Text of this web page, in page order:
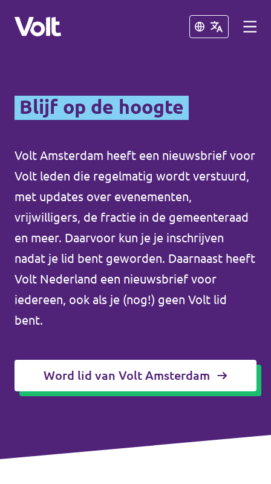
Sluiten
Nederlands
Volt afdelingen dichtbij
Volt Nederland
↗️ Overzicht alle Nederlandse afdelingen
Sluiten
Over Volt
Mensen
Nieuws
Agenda
Verkiezingsprogramma
Word lid
Merch store
Blijf op de hoogte
Volt Amsterdam heeft een nieuwsbrief voor
Volt leden die regelmatig wordt verstuurd,
met updates over evenementen,
vrijwilligers, de fractie in de gemeenteraad
en meer. Daarvoor kun je je inschrijven
nadat je lid bent geworden. Daarnaast heeft
Volt Nederland een nieuwsbrief voor
iedereen, ook als je (nog!) geen Volt lid
bent.
Word lid van Volt Amsterdam